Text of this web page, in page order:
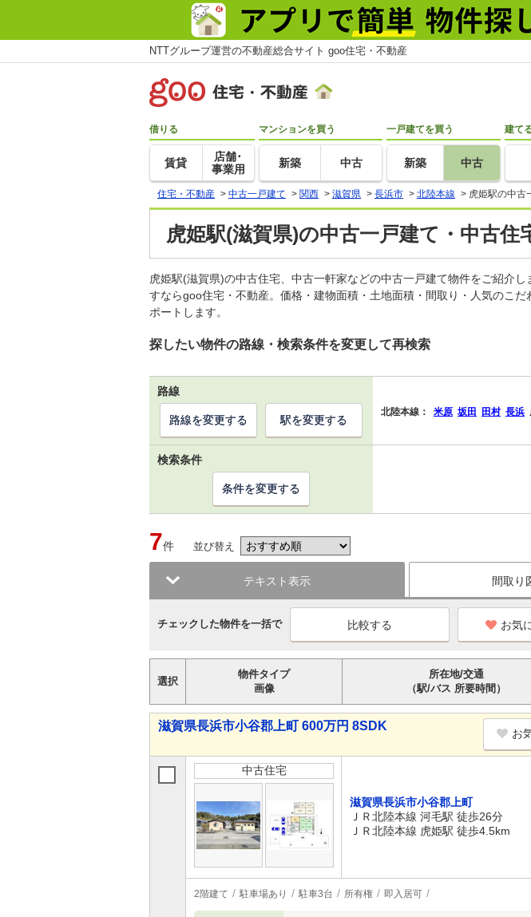
NTTグループ運営の不動産総合サイト goo住宅・不動産
借りる
賃貸
店舗･
事業用
マンションを買う
新築 中古
一戸建てを買う
新築 中古
建て
住宅・不動産 > 中古一戸建て > 関西 > 滋賀県 > 長浜市 > 北陸本線 > 虎姫駅の中古
虎姫駅(滋賀県)の中古一戸建て・中古住
虎姫駅(滋賀県)の中古住宅、中古一軒家などの中古一戸建て物件をご紹介
すならgoo住宅・不動産。価格・建物面積・土地面積・間取り・人気のこ
ポートします。
探したい物件の路線・検索条件を変更して再検索
路線
北陸本線： 米原 坂田 田村 長浜
路線を変更する 駅を変更する
検索条件
条件を変更する
7件 並び替え
テキスト表示 間取り
チェックした物件を一括で お気
選択
物件タイプ
画像
所在地/交通
（駅/バス 所要時間）
滋賀県長浜市小谷郡上町 600万円 8SDK
お
中古住宅
滋賀県長浜市小谷郡上町
ＪＲ北陸本線 河毛駅 徒歩26分
ＪＲ北陸本線 虎姫駅 徒歩4.5km
2階建て 駐車場あり 駐車3台 所有権 即入居可